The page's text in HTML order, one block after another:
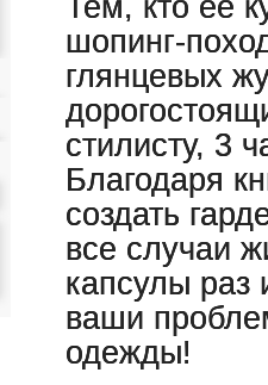
Тем, кто ее
шопинг-
глянцевых
стилисту, 3
Благодаря
создать
все случаи
капсулы раз
ваши
одежды!